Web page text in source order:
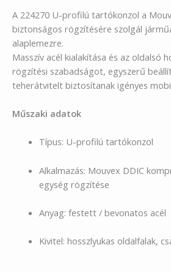
A 224270 U-profilú tartókonzol a
biztonságos rögzítésére szolgál
alaplemezre.
Masszív acél kialakítása és az oldalsó
rögzítési szabadságot, egyszerű
teherátvitelt biztosítanak igényes
Műszaki adatok
Típus: U-profilú tartókonzol
Alkalmazás: Mouvex DDIC
egység rögzítése
Anyag: festett / bevonatos acél
Kivitel: hosszlyukas oldalfalak,